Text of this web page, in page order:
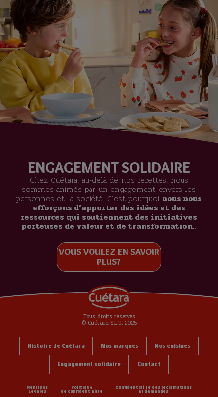
ENGAGEMENT SOLIDAIRE
Chez Cuétara, au-delà de nos recettes, nous
sommes animés par un engagement envers les
personnes et la société. C’est pourquoi nous nous
efforçons d’apporter des idées et des
ressources qui soutiennent des initiatives
porteuses de valeur et de transformation..
VOUS VOULEZ EN SAVOIR
PLUS?
Tous droits réservés
© Cuétara S.L.U. 2025
Histoire de Cuétara Nos marques Nos cuisines
Engagement solidaire Contact
Mentions
Legales
Politique
de confidentialité
Confidentialité des réclamations
et demandes